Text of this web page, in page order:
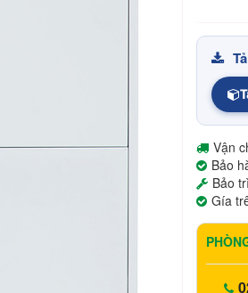
Vận
Bảo
Bảo
Gía